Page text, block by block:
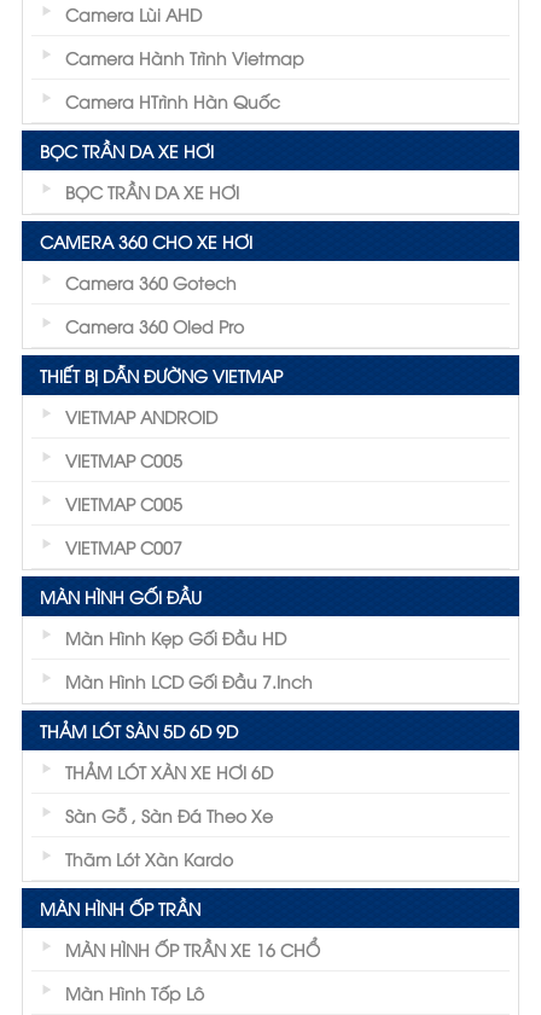
Camera Lùi AHD
Camera Hành Trình Vietmap
Camera HTrình Hàn Quốc
BỌC TRẦN DA XE HƠI
BỌC TRẦN DA XE HƠI
CAMERA 360 CHO XE HƠI
Camera 360 Gotech
Camera 360 Oled Pro
THIẾT BỊ DẪN ĐƯỜNG VIETMAP
VIETMAP ANDROID
VIETMAP C005
VIETMAP C005
VIETMAP C007
MÀN HÌNH GỐI ĐẦU
Màn Hình Kẹp Gối Đầu HD
Màn Hình LCD Gối Đầu 7.inch
THẢM LÓT SÀN 5D 6D 9D
THẢM LÓT XÀN XE HƠI 6D
Sàn Gỗ , Sàn Đá Theo Xe
Thãm Lót Xàn Kardo
MÀN HÌNH ỐP TRẦN
MÀN HÌNH ỐP TRẦN XE 16 CHỔ
Màn Hình Tốp Lô